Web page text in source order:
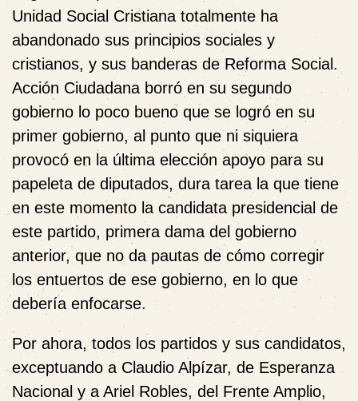
Unidad Social Cristiana totalmente ha
abandonado sus principios sociales y
cristianos, y sus banderas de Reforma Social.
Acción Ciudadana borró en su segundo
gobierno lo poco bueno que se logró en su
primer gobierno, al punto que ni siquiera
provocó en la última elección apoyo para su
papeleta de diputados, dura tarea la que tiene
en este momento la candidata presidencial de
este partido, primera dama del gobierno
anterior, que no da pautas de cómo corregir
los entuertos de ese gobierno, en lo que
debería enfocarse.
Por ahora, todos los partidos y sus candidatos,
exceptuando a Claudio Alpízar, de Esperanza
Nacional y a Ariel Robles, del Frente Amplio,